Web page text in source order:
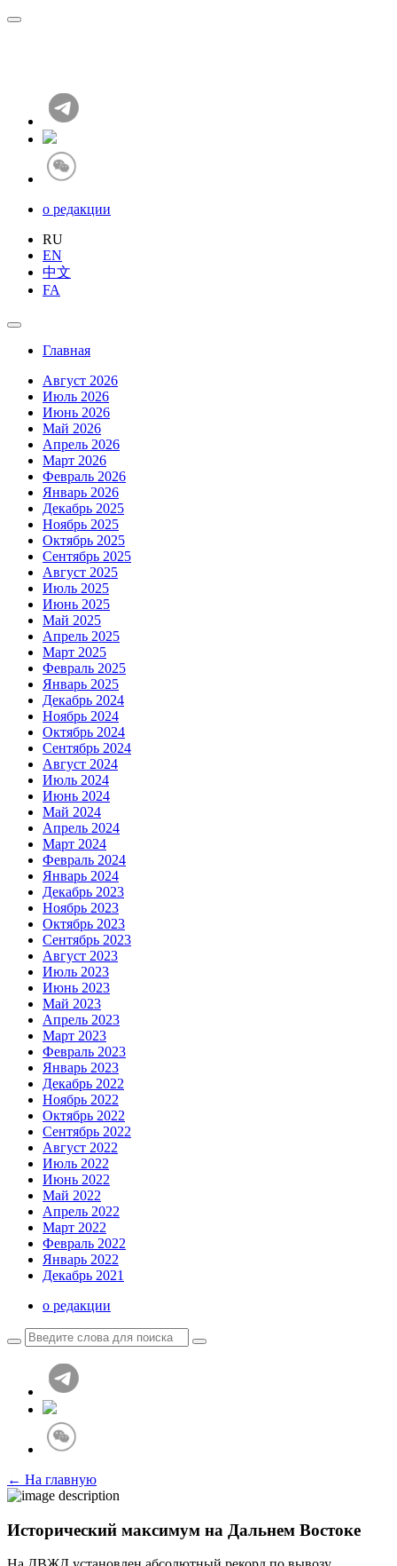
о редакции
RU
EN
中文
FA
Главная
Август 2026
Июль 2026
Июнь 2026
Май 2026
Апрель 2026
Март 2026
Февраль 2026
Январь 2026
Декабрь 2025
Ноябрь 2025
Октябрь 2025
Сентябрь 2025
Август 2025
Июль 2025
Июнь 2025
Май 2025
Апрель 2025
Март 2025
Февраль 2025
Январь 2025
Декабрь 2024
Ноябрь 2024
Октябрь 2024
Сентябрь 2024
Август 2024
Июль 2024
Июнь 2024
Май 2024
Апрель 2024
Март 2024
Февраль 2024
Январь 2024
Декабрь 2023
Ноябрь 2023
Октябрь 2023
Сентябрь 2023
Август 2023
Июль 2023
Июнь 2023
Май 2023
Апрель 2023
Март 2023
Февраль 2023
Январь 2023
Декабрь 2022
Ноябрь 2022
Октябрь 2022
Сентябрь 2022
Август 2022
Июль 2022
Июнь 2022
Май 2022
Апрель 2022
Март 2022
Февраль 2022
Январь 2022
Декабрь 2021
о редакции
← На главную
Исторический максимум на Дальнем Востоке